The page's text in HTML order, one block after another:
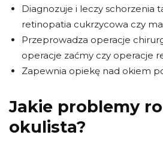
Diagnozuje i leczy schorzenia
retinopatia cukrzycowa czy
Przeprowadza operacje
operacje zaćmy czy operacje
Zapewnia opiekę nad okiem
Jakie problemy
okulista?